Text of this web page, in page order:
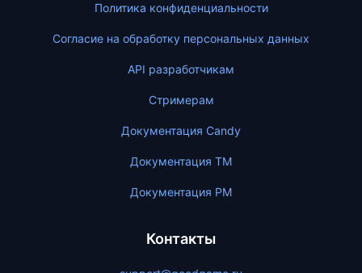
Политика конфиденциальности
Согласие на обработку персональных данных
API разработчикам
Стримерам
Документация Candy
Документация ТМ
Документация PM
Контакты